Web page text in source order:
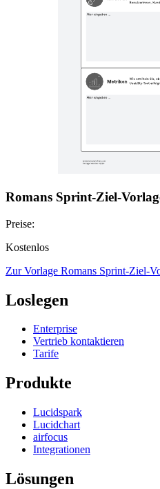
Romans Sprint-Ziel-
Preise:
Kostenlos
Zur Vorlage Romans Sprint-Ziel-
Loslegen
Enterprise
Vertrieb kontaktieren
Tarife
Produkte
Lucidspark
Lucidchart
airfocus
Integrationen
Lösungen